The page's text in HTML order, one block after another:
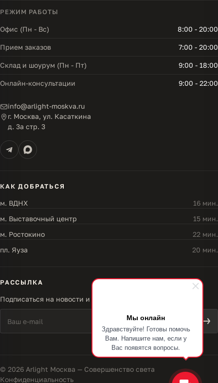
Мы онлайн
Здравствуйте! Готовы помочь
Вам. Напишите нам, если у
Вас появятся вопросы.
РЕЖИМ РАБОТЫ
Офис (Пн - Вс) 8:00 - 20:00
Прием заказов 7:00 - 20:00
Склад и шоурум (Пн - Пт) 9:00 - 18:00
Онлайн-консультации 9:00 - 22:00
info@arlight-moskva.ru
г. Москва, ул. Касаткина
д. 3а стр. 3
КАК ДОБРАТЬСЯ
м. ВДНХ
16 мин.
м. Выставочный центр
15 мин.
м. Ростокино
22 мин.
пл. Яуза
20 мин.
РАССЫЛКА
Подписаться на новости и акции
© 2026 Arlight Москва — Совершенство света
Конфиденциальность